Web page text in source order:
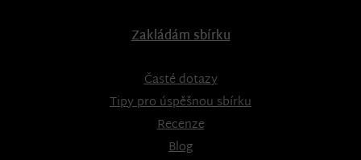
Zakládám sbírku
Časté dotazy
Tipy pro úspěšnou sbírku
Recenze
Blog